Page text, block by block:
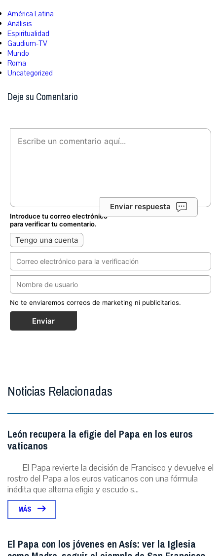
América Latina
Análisis
Espiritualidad
Gaudium-TV
Mundo
Roma
Uncategorized
Deje su Comentario
Enviar respuesta
Introduce tu correo electrónico
para verificar tu comentario.
Tengo una cuenta
No te enviaremos correos de marketing ni publicitarios.
Enviar
Noticias Relacionadas
León recupera la efigie del Papa en los euros
vaticanos
El Papa revierte la decisión de Francisco y devuelve el
rostro del Papa a los euros vaticanos con una fórmula
inédita que alterna efigie y escudo s...
MÁS
El Papa con los jóvenes en Asís: ver la Iglesia